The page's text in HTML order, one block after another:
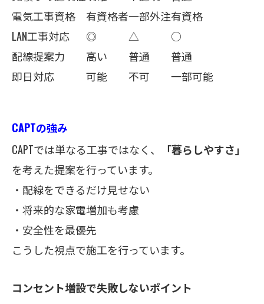
電気工事資格
有資格者一部外注有資格
LAN工事対応
◎ △
○
配線提案力
高い 普通
普通
即日対応
可能 不可 一部可能
CAPTの強み
CAPTでは単なる工事ではなく、
「暮らしやすさ」
を考えた提案を行っています。
・配線をできるだけ見せない
・将来的な家電増加も考慮
・安全性を最優先
こうした視点で施工を行っています。
コンセント増設で失敗しないポイント